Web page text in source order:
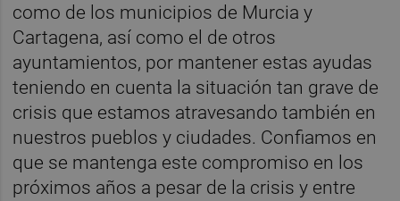
como de los municipios de Murcia y
Cartagena, así como el de otros
ayuntamientos, por mantener estas ayudas
teniendo en cuenta la situación tan grave de
crisis que estamos atravesando también en
nuestros pueblos y ciudades. Confiamos en
que se mantenga este compromiso en los
próximos años a pesar de la crisis y entre